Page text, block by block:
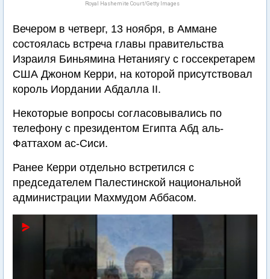
Royal Hashemite Court/Getty Images
Вечером в четверг, 13 ноября, в Аммане
состоялась встреча главы правительства
Израиля Биньямина Нетаниягу с госсекретарем
США Джоном Керри, на которой присутствовал
король Иордании Абдалла II.
Некоторые вопросы согласовывались по
телефону с президентом Египта Абд аль-
Фаттахом ас-Сиси.
Ранее Керри отдельно встретился с
председателем Палестинской национальной
администрации Махмудом Аббасом.